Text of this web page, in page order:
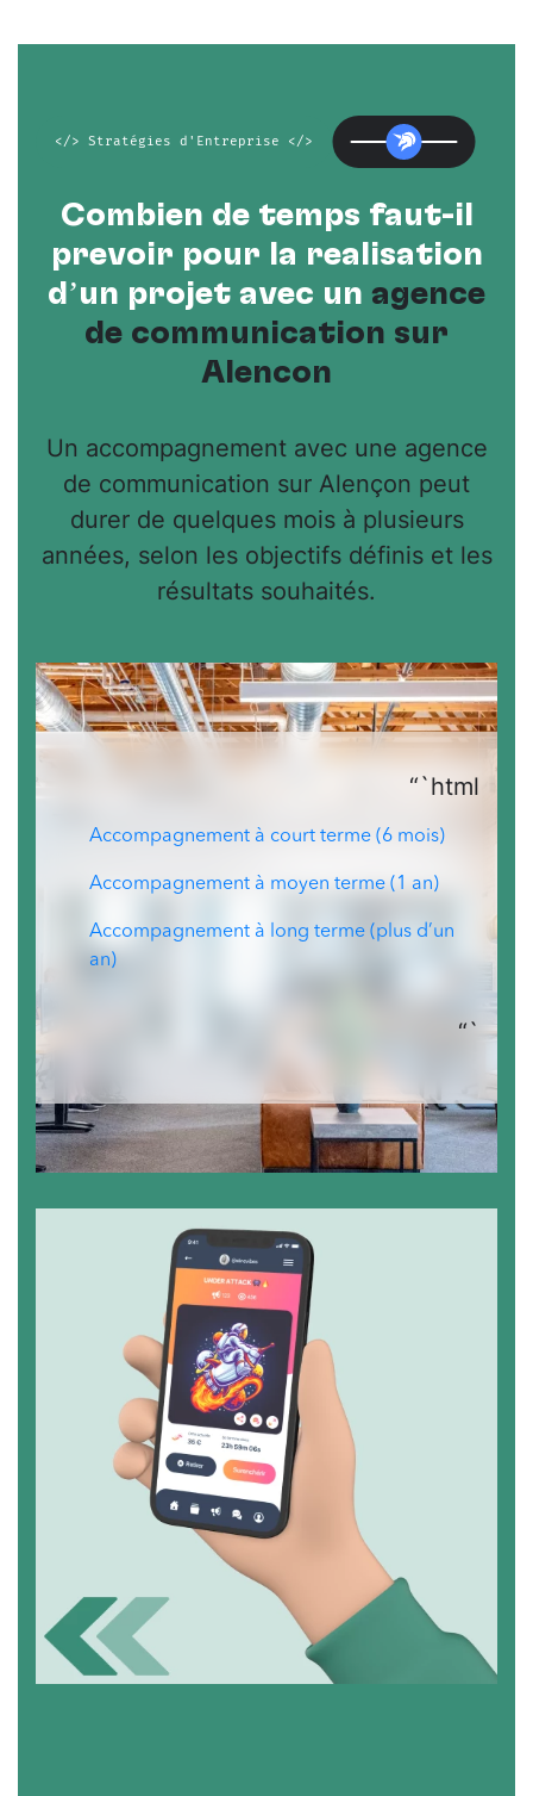
</> Stratégies d'Entreprise </>
Combien de temps faut-il
prévoir pour la réalisation
d’un projet avec un agence
de communication sur
Alencon
Un accompagnement avec une agence
de communication sur Alençon peut
durer de quelques mois à plusieurs
années, selon les objectifs définis et les
résultats souhaités.
“`html
Accompagnement à court terme (6 mois)
Accompagnement à moyen terme (1 an)
Accompagnement à long terme (plus d’un
an)
“`